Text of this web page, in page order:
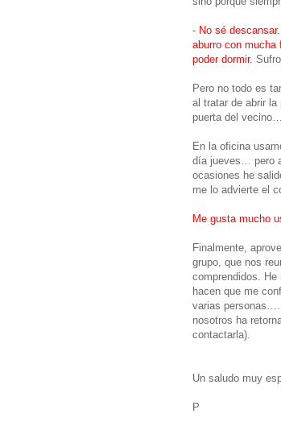
- No sé
aburro con
poder dormir.
Pero no todo es
al tratar de abrir
puerta del vecino…
En la oficina
día jueves… pero
ocasiones he
me lo advierte el
Me gusta mucho
Finalmente,
grupo, que nos
comprendidos.
hacen que me
varias personas….
nosotros ha
contactarla).
Un saludo muy
P